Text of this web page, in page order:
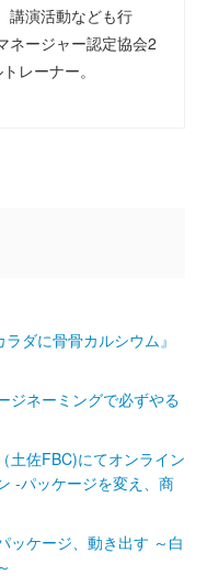
講演活動なども行
ネージャー認定協会2
レーナー。
ダに骨骨カルシウム』
ネーミングで必ずやる
土佐FBC)にてオンライン
‐パッケージを変え、商
ッケージ、動き出す ～白